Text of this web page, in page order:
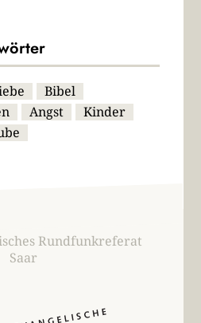
Bibel
Angst
Kinder
Rundfunkreferat
Saar